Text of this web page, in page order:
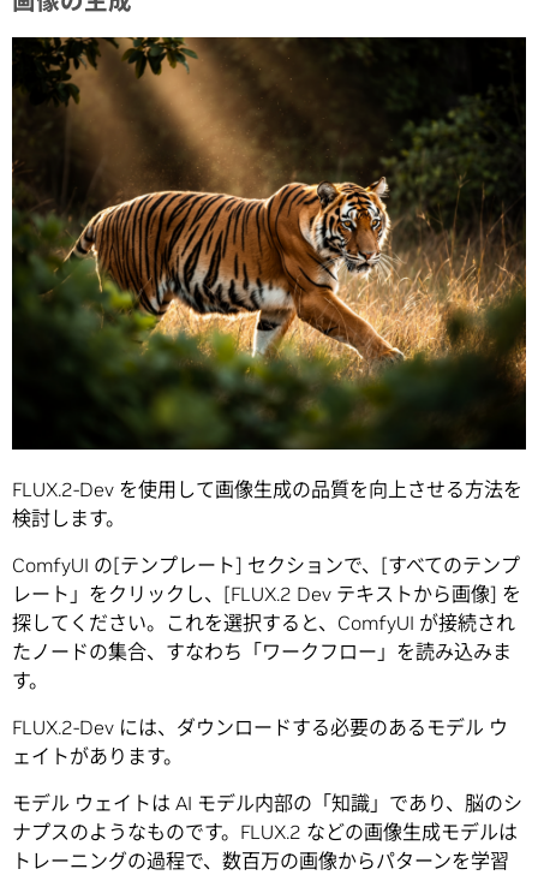
FLUX.2-Dev を使用して画像生成の品質を向上させる方法を
検討します。
ComfyUI の[テンプレート] セクションで、[すべてのテンプ
レート」をクリックし、[FLUX.2 Dev テキストから画像] を
探してください。これを選択すると、ComfyUI が接続され
たノードの集合、すなわち「ワークフロー」を読み込みま
す。
FLUX.2-Dev には、ダウンロードする必要のあるモデル ウ
ェイトがあります。
モデル ウェイトは AI モデル内部の「知識」であり、脳のシ
ナプスのようなものです。FLUX.2 などの画像生成モデルは
トレーニングの過程で、数百万の画像からパターンを学習